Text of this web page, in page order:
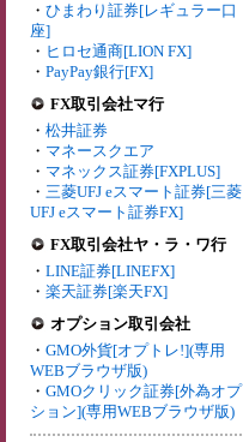
・ ひまわり証券[レギュラー口
座]
・ ヒロセ通商[LION FX]
・ PayPay銀行[FX]
FX取引会社マ行
・ 松井証券
・ マネースクエア
・ マネックス証券[FXPLUS]
・ 三菱UFJ eスマート証券[三菱
UFJ eスマート証券FX]
FX取引会社ヤ・ラ・ワ行
・ LINE証券[LINEFX]
・ 楽天証券[楽天FX]
オプション取引会社
・ GMO外貨[オプトレ!](専用
WEBブラウザ版)
・ GMOクリック証券[外為オプ
ション](専用WEBブラウザ版)